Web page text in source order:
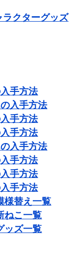
クターグッズ
手方法
入手方法
手方法
手方法
入手方法
手方法
手方法
手方法
様替え一覧
ねこ一覧
ッズ一覧